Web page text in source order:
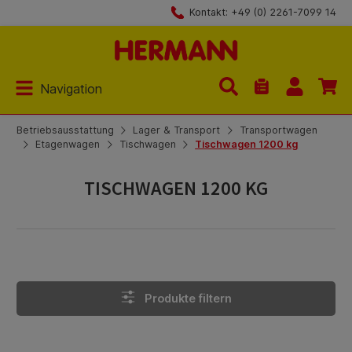
Kontakt: +49 (0) 2261-7099 14
Navigation
Du hast 0
Betriebsausstattung Lager & Transport
Transportwagen
Etagenwagen
Tischwagen Tischwagen 1200 kg
TISCHWAGEN 1200 KG
Produkte filtern